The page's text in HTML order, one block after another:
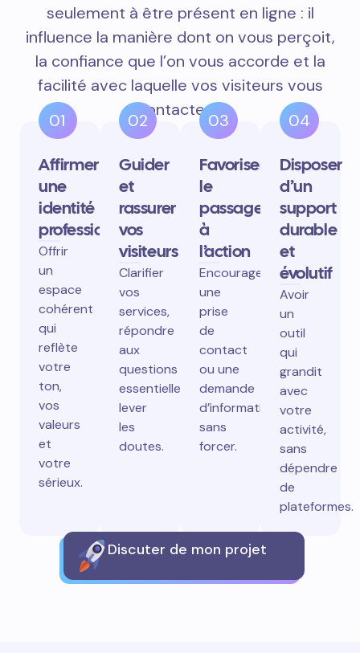
seulement à être présent en ligne : il
influence la manière dont on vous perçoit,
la confiance que l’on vous accorde et la
facilité avec laquelle vos visiteurs vous
contactent.
01
Affirmer
une
identité
professionnelle
Offrir
un
espace
cohérent
qui
reflète
votre
ton,
vos
valeurs
et
votre
sérieux.
02
Guider
et
rassurer
vos
visiteurs
Clarifier
vos
services,
répondre
aux
questions
essentielles,
lever
les
doutes.
03
Favoriser
le
passage
à
l’action
Encourager
une
prise
de
contact
ou une
demande
d’information
sans
forcer.
04
Disposer
d’un
support
durable
et
évolutif
Avoir
un
outil
qui
grandit
avec
votre
activité,
sans
dépendre
de
plateformes.
Discuter de mon projet